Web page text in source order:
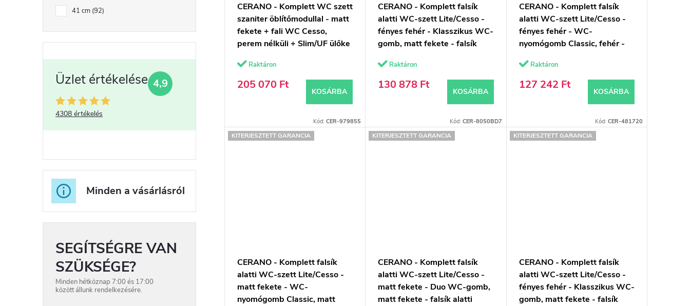
41 cm 92
4,9
4308 értékelés
Minden a vásárlásról
SEGÍTSÉGRE VAN
SZÜKSÉGE?
Minden hétköznap 7:00 és 17:00
között állunk rendelkezésére.
CERANO - Komplett WC szett
szaniter öblítőmodullal - matt
fekete + fali WC Cesso,
perem nélküli + Slim/UF ülőke
Raktáron
205 070 Ft
KOSÁRBA
Kód:CER-979855
CERANO - Komplett falsík
alatti WC-szett Lite/Cesso -
fényes fehér - Klasszikus WC-
gomb, matt fekete - falsík
Raktáron
130 878 Ft
KOSÁRBA
Kód: CER-8050BD7
CERANO - Komplett falsík
alatti WC-szett Lite/Cesso -
fényes fehér - WC-
nyomógomb Classic, fehér -
49x36 cm
Raktáron
127 242 Ft
KOSÁRBA
Kód: CER-481720
KITERJESZTETT GARANCIA
CERANO - Komplett falsík
alatti WC-szett Lite/Cesso -
matt fekete - WC-
nyomógomb Classic, matt
KITERJESZTETT GARANCIA
CERANO - Komplett falsík
alatti WC-szett Lite/Cesso -
matt fekete - Duo WC-gomb,
matt fekete - falsík alatti
KITERJESZTETT GARANCIA
CERANO - Komplett falsík
alatti WC-szett Lite/Cesso -
fényes fehér - Klasszikus WC-
gomb, matt fekete - falsík